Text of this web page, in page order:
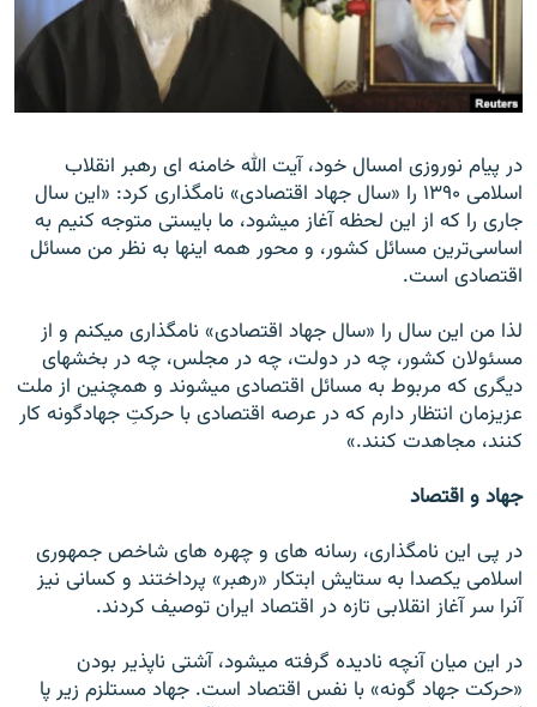
در پيام نوروزی امسال خود، آيت الله خامنه ای رهبر انقلاب
اسلامی ۱۳۹۰ را «سال جهاد اقتصادی» نامگذاری کرد: «اين سال
جاری را که از اين لحظه آغاز می‎شود، ما بايستی متوجه کنيم به
اساسی‌ترين مسائل کشور، و محور همه اينها به نظر من مسائل
اقتصادی است.
لذا من اين سال را «سال جهاد اقتصادی» نامگذاری می‎کنم و از
مسئولان کشور، چه در دولت، چه در مجلس، چه در بخشهای
ديگری که مربوط به مسائل اقتصادی می‎شوند و همچنين از ملت
عزيزمان انتظار دارم که در عرصه اقتصادی با حرکتِ جهادگونه کار
کنند، مجاهدت کنند.»
جهاد و اقتصاد
در پی اين نامگذاری، رسانه های و چهره های شاخص جمهوری
اسلامی يکصدا به ستايش ابتکار «رهبر» پرداختند و کسانی نيز
آنرا سر آغاز انقلابی تازه در اقتصاد ايران توصيف کردند.
در اين ميان آنچه ناديده گرفته ميشود، آشتی ناپذير بودن
«حرکت جهاد گونه» با نفس اقتصاد است. جهاد مستلزم زير پا